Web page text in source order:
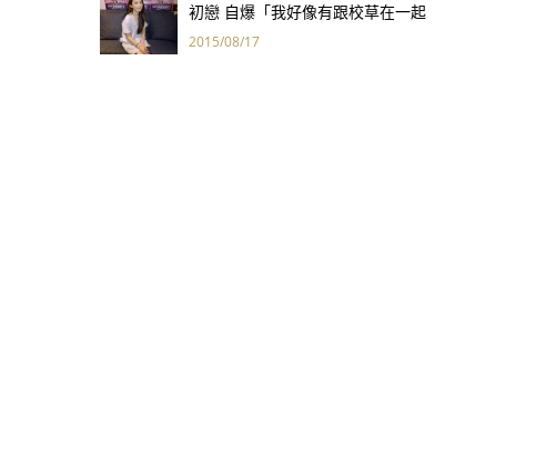
初戀 自爆「我好像有跟校草在一起
過！」
2015/08/17